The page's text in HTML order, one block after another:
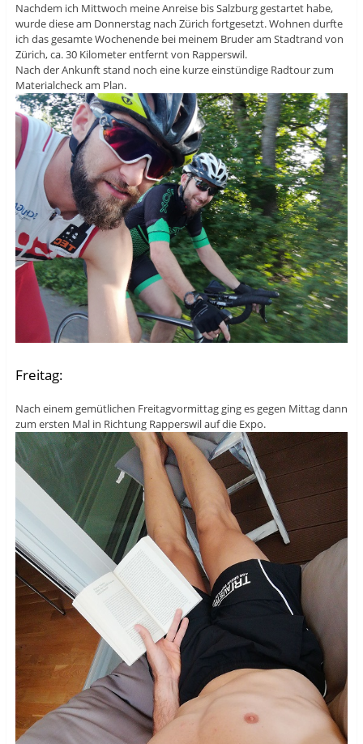
Nachdem ich Mittwoch meine Anreise bis Salzburg gestartet habe,
wurde diese am Donnerstag nach Zürich fortgesetzt. Wohnen durfte
ich das gesamte Wochenende bei meinem Bruder am Stadtrand von
Zürich, ca. 30 Kilometer entfernt von Rapperswil.
Nach der Ankunft stand noch eine kurze einstündige Radtour zum
Materialcheck am Plan.
Freitag:
Nach einem gemütlichen Freitagvormittag ging es gegen Mittag dann
zum ersten Mal in Richtung Rapperswil auf die Expo.